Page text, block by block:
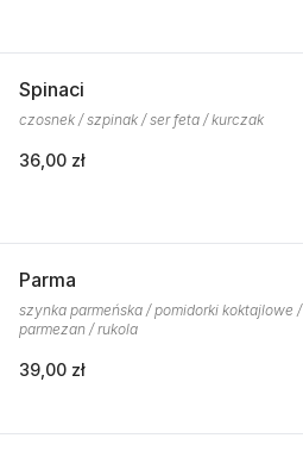
Spinaci
czosnek / szpinak / ser feta / kurczak
36,00 zł
Parma
szynka parmeńska / pomidorki koktajlowe /
parmezan / rukola
39,00 zł